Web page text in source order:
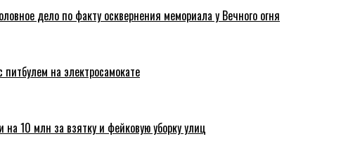
дело по факту осквернения мемориала у Вечного огня
на электросамокате
10 млн за взятку и фейковую уборку улиц